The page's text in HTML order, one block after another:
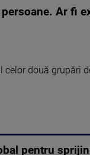
Ar fi
celor două grupări
pentru